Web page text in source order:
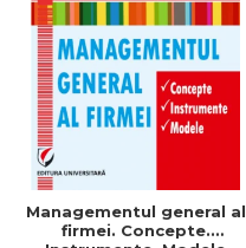
Managementul general al
firmei. Concepte.